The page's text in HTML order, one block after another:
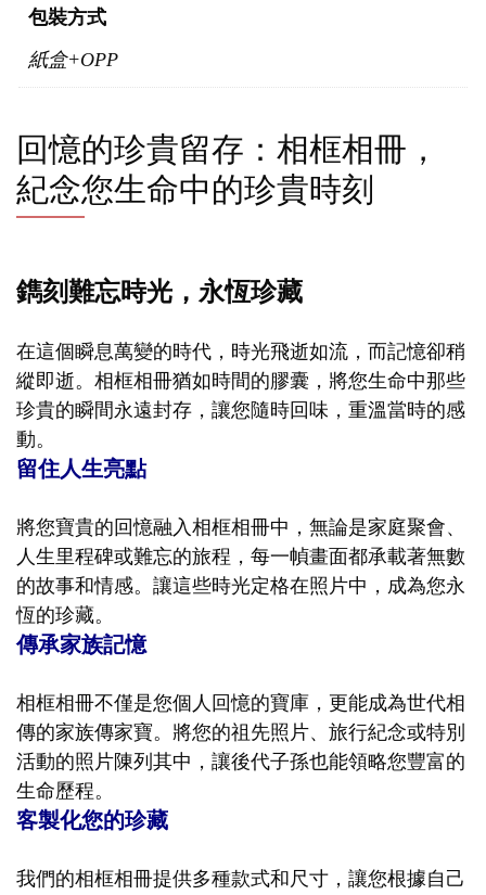
包裝方式
紙盒+OPP
回憶的珍貴留存：相框相冊，
紀念您生命中的珍貴時刻
鐫刻難忘時光，永恆珍藏
在這個瞬息萬變的時代，時光飛逝如流，而記憶卻稍
縱即逝。相框相冊猶如時間的膠囊，將您生命中那些
珍貴的瞬間永遠封存，讓您隨時回味，重溫當時的感
動。
留住人生亮點
將您寶貴的回憶融入相框相冊中，無論是家庭聚會、
人生里程碑或難忘的旅程，每一幀畫面都承載著無數
的故事和情感。讓這些時光定格在照片中，成為您永
恆的珍藏。
傳承家族記憶
相框相冊不僅是您個人回憶的寶庫，更能成為世代相
傳的家族傳家寶。將您的祖先照片、旅行紀念或特別
活動的照片陳列其中，讓後代子孫也能領略您豐富的
生命歷程。
客製化您的珍藏
我們的相框相冊提供多種款式和尺寸，讓您根據自己